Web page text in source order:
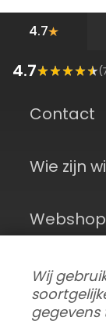
4.7
4.7 (
Contact
Wie zijn
Webshop
Wij
gegevens